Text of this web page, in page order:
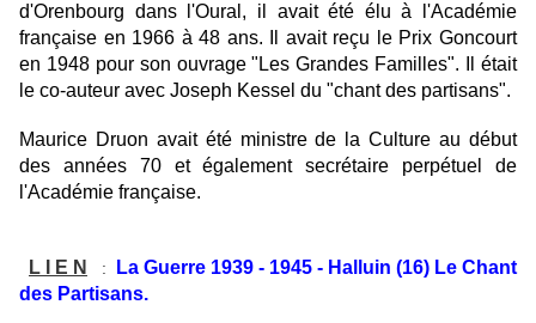
d'Orenbourg dans l'Oural, il avait été élu à l'Académie
française en 1966 à 48 ans. Il avait reçu le Prix Goncourt
en 1948 pour son ouvrage "Les Grandes Familles". Il était
le co-auteur avec Joseph Kessel du "chant des partisans".
Maurice Druon avait été ministre de la Culture au début
des années 70 et également secrétaire perpétuel de
l'Académie française.
L I E N :
La Guerre 1939 - 1945 - Halluin (16) Le Chant
des Partisans.